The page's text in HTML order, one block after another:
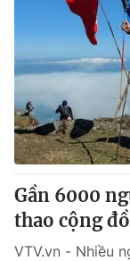
Gần 6000
thao cộng
VTV.vn - Nhiều